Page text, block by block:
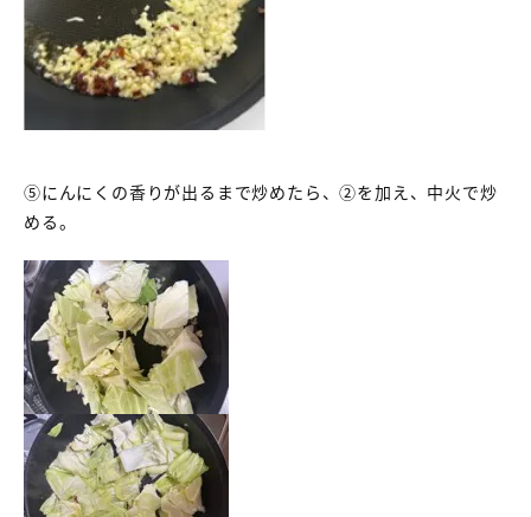
⑤にんにくの香りが出るまで炒めたら、②を加え、中火で炒
める。